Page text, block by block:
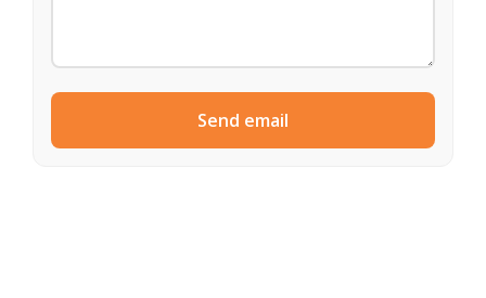
Send email